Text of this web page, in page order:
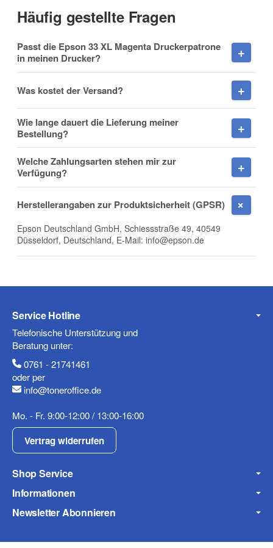
Firma
E-Mail
Mobiltelefon
Fax
Häufig gestellte Fragen
Passt die Epson 33 XL Magenta Druckerpatrone
in meinen Drucker?
Was kostet der Versand?
Wie lange dauert die Lieferung meiner
Bestellung?
Welche Zahlungsarten stehen mir zur
Verfügung?
Herstellerangaben zur Produktsicherheit (GPSR)
Epson Deutschland GmbH, Schiessstraße 49, 40549
Düsseldorf, Deutschland, E-Mail: info@epson.de
Service Hotline
Telefonische Unterstützung und
Beratung unter:
0761 - 21741461
oder per
info@toneroffice.de
Mo. - Fr. 9:00-12:00 / 13:00-16:00
Vertrag widerrufen
Shop Service
Informationen
Newsletter Abonnieren